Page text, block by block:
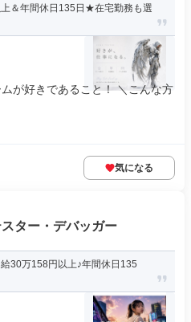
＆年間休日135日★在宅勤務も選
が好きであること！ ＼こんな方
気になる
ター・デバッガー
30万158円以上♪年間休日135